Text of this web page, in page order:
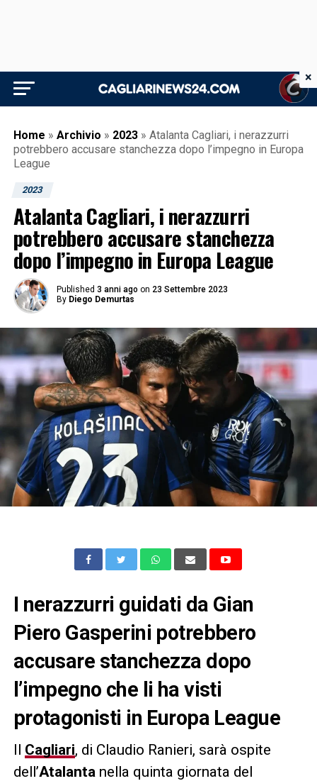
Home » Archivio » 2023 » Atalanta Cagliari, i nerazzurri
potrebbero accusare stanchezza dopo l’impegno in Europa
League
2023
Atalanta Cagliari, i nerazzurri
potrebbero accusare stanchezza
dopo l’impegno in Europa League
Published 3 anni ago on 23 Settembre 2023
By Diego Demurtas
I nerazzurri guidati da Gian
Piero Gasperini potrebbero
accusare stanchezza dopo
l’impegno che li ha visti
protagonisti in Europa League
Il Cagliari, di Claudio Ranieri, sarà ospite
dell’Atalantanella quinta giornata del
×